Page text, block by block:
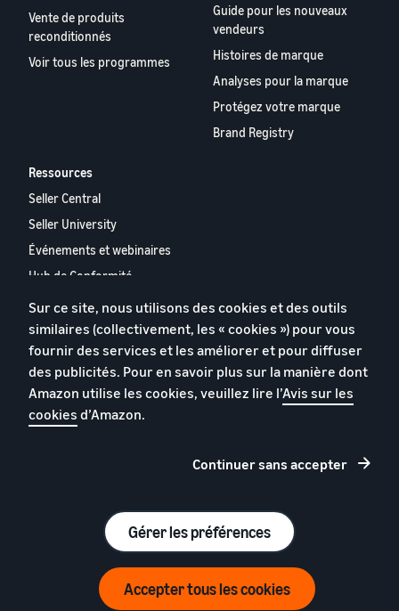
Vente de produits
reconditionnés
Voir tous les programmes
Guide pour les nouveaux
vendeurs
Histoires de marque
Analyses pour la marque
Protégez votre marque
Brand Registry
Ressources
Seller Central
Seller University
Événements et webinaires
Hub de Conformité
partenaires
Rapport 2024 relatif aux
vendeurs partenaires
européens
Contactez-nous
Cookies
Conditions générales
Sur ce site, nous utilisons des cookies et des outils
similaires (collectivement, les « cookies ») pour vous
fournir des services et les améliorer et pour diffuser
des publicités. Pour en savoir plus sur la manière dont
Amazon utilise les cookies, veuillez lire l’Avis sur les
cookies d’Amazon.
Continuer sans accepter
Gérer les préférences
Accepter tous les cookies